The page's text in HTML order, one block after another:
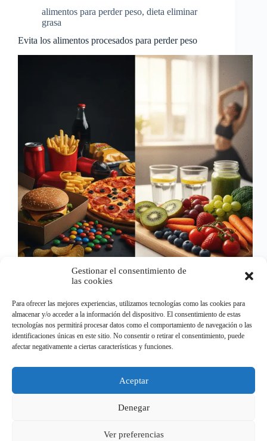
Gestionar el consentimiento de
las cookies
Para ofrecer las mejores experiencias, utilizamos tecnologías como las cookies para
almacenar y/o acceder a la información del dispositivo. El consentimiento de estas
tecnologías nos permitirá procesar datos como el comportamiento de navegación o las
identificaciones únicas en este sitio. No consentir o retirar el consentimiento, puede
afectar negativamente a ciertas características y funciones.
Aceptar
Denegar
Ver preferencias
alimentos para perder peso, dieta eliminar
grasa
Evita los alimentos procesados para perder peso
importantes de que estemos gordos y nos cueste
perder peso pues están llenos de grasa y sodio. Si
quieres perder peso, lo primero que tienes que hacer
es cambiar los alimentos…
santiago villarino
Usamos cookies en nuestro sitio web para brindarle la
experiencia más relevante recordando sus preferencias y visitas